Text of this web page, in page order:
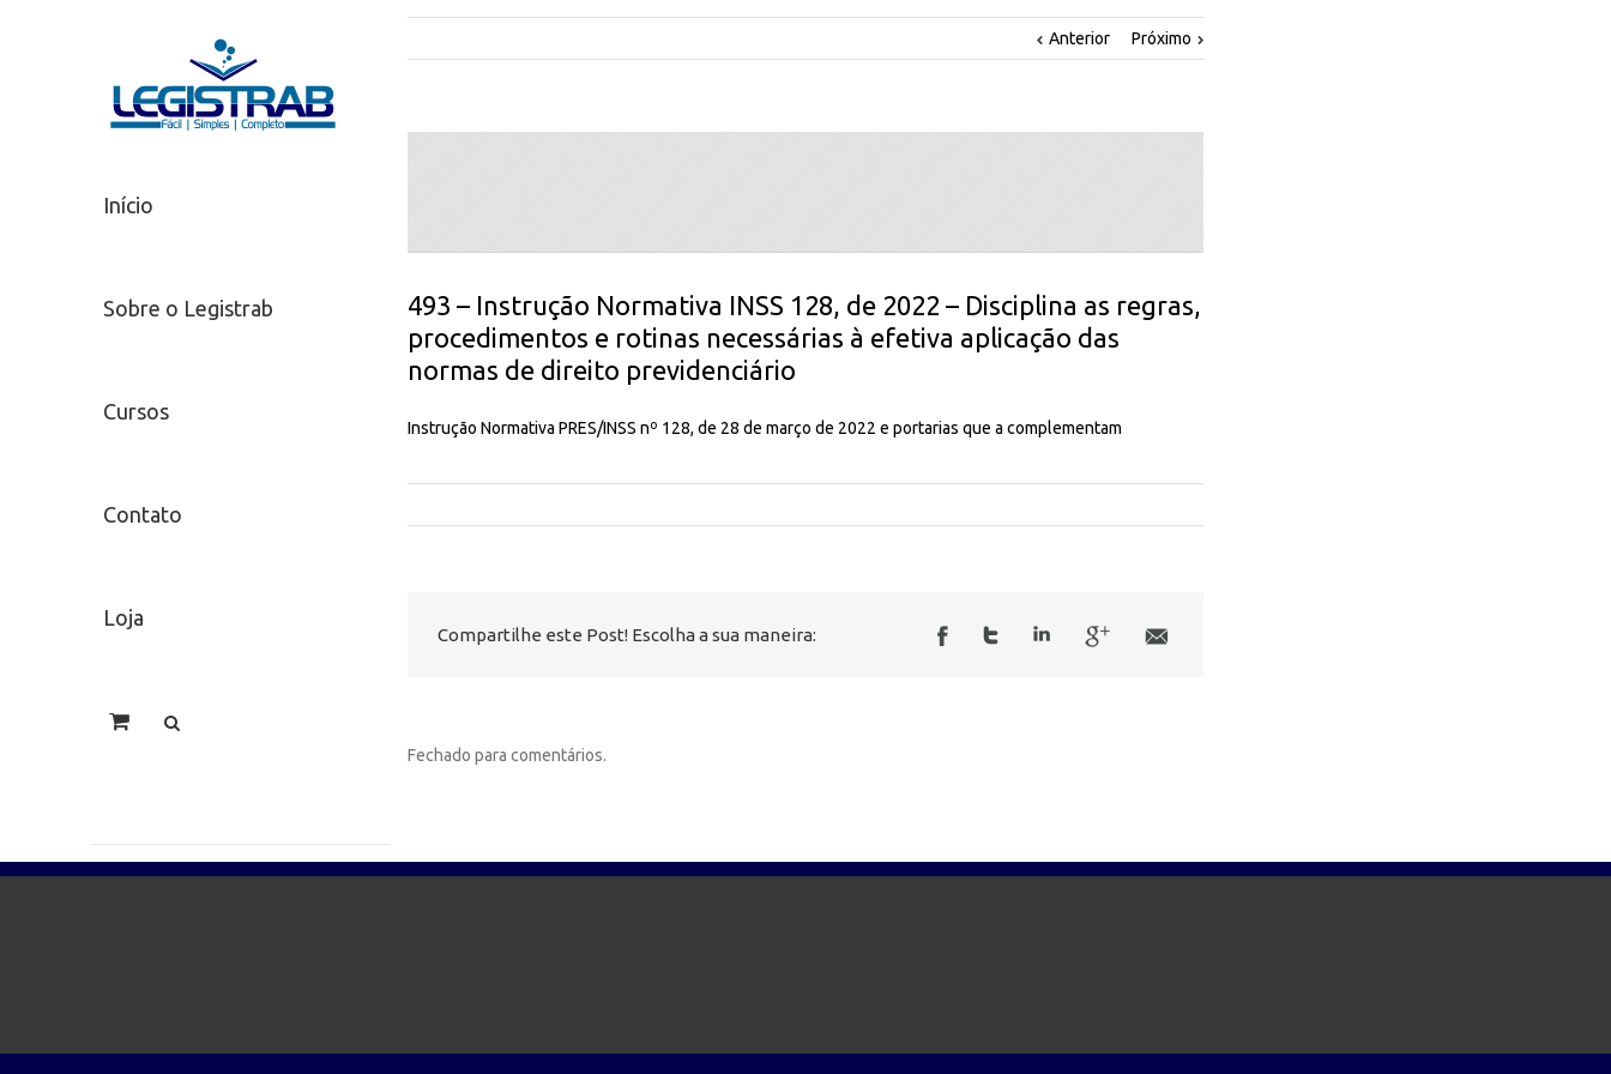
Início
Sobre o Legistrab
Cursos
Contato
Loja
Anterior Próximo
493 – Instrução Normativa INSS 128, de 2022 – Disciplina as regras,
procedimentos e rotinas necessárias à efetiva aplicação das
normas de direito previdenciário
Instrução Normativa PRES/INSS nº 128, de 28 de março de 2022 e portarias que a complementam
Compartilhe este Post! Escolha a sua maneira:
Fechado para comentários.